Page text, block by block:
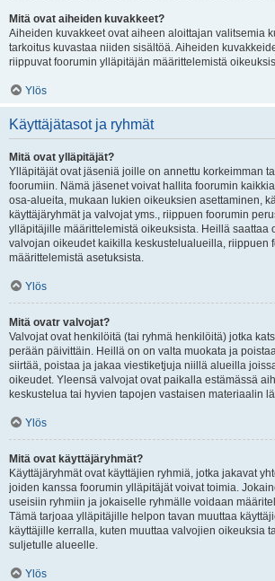
Mitä ovat aiheiden kuvakkeet?
Aiheiden kuvakkeet ovat aiheen aloittajan valitsemia
tarkoitus kuvastaa niiden sisältöä. Aiheiden
riippuvat foorumin ylläpitäjän määrittelemistä
Ylös
Käyttäjätasot ja ryhmät
Mitä ovat ylläpitäjät?
Ylläpitäjät ovat jäseniä joille on annettu korkeimman
foorumiin. Nämä jäsenet voivat hallita foorumin
osa-alueita, mukaan lukien oikeuksien asettaminen,
käyttäjäryhmät ja valvojat yms., riippuen foorumin
ylläpitäjille määrittelemistä oikeuksista. Heillä saattaa
valvojan oikeudet kaikilla keskustelualueilla, riippuen
määrittelemistä asetuksista.
Ylös
Mitä ovatr valvojat?
Valvojat ovat henkilöitä (tai ryhmä henkilöitä) jotka
perään päivittäin. Heillä on on valta muokata ja
siirtää, poistaa ja jakaa viestiketjuja niillä alueilla
oikeudet. Yleensä valvojat ovat paikalla estämässä
keskustelua tai hyvien tapojen vastaisen materiaalin
Ylös
Mitä ovat käyttäjäryhmät?
Käyttäjäryhmät ovat käyttäjien ryhmiä, jotka jakavat
joiden kanssa foorumin ylläpitäjät voivat toimia.
useisiin ryhmiin ja jokaiselle ryhmälle voidaan
Tämä tarjoaa ylläpitäjille helpon tavan muuttaa
käyttäjille kerralla, kuten muuttaa valvojien oikeuksia
suljetulle alueelle.
Ylös